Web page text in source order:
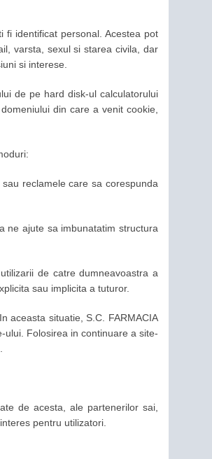
fi identificat personal. Acestea pot
varsta, sexul si starea civila, dar
si interese.
de pe hard disk-ul calculatorului
din care a venit cookie,
reclamele care sa corespunda
ne ajute sa imbunatatim structura
de catre dumneavoastra a
sau implicita a tuturor.
aceasta situatie, S.C. FARMACIA
ului. Folosirea in continuare a site-
de acesta, ale partenerilor sai,
pentru utilizatori.